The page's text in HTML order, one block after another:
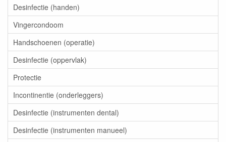
Desinfectie (handen)
Vingercondoom
Handschoenen (operatie)
Desinfectie (oppervlak)
Protectie
Incontinentie (onderleggers)
Desinfectie (instrumenten dental)
Desinfectie (instrumenten manueel)